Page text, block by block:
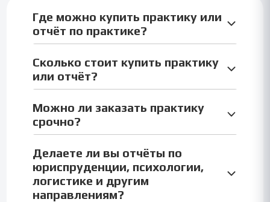
Где можно купить практику или
отчёт по практике?
производственной, ознакомительной,
технологической и преддипломной практике —
Сколько стоит купить практику
или отчёт?
Цена зависит от типа практики и объёма отчёта.
Средняя стоимость — от 990 до 1990 ₽. Точную
цену мы называем заранее.
Можно ли заказать практику
срочно?
Да, мы выполняем практику и отчёт срочно — от
оформление.
Делаете ли вы отчёты по
юриспруденции, психологии,
логистике и другим
направлениям?